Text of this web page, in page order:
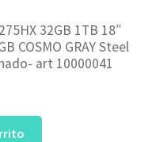
32GB 1TB 18″
COSMO GRAY Steel
art 10000041